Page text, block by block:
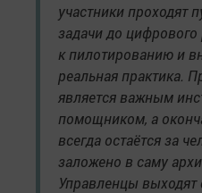
участники проходят
задачи до цифрового
к пилотированию и
реальная практика.
является важным
помощником, а
всегда остаётся за
заложено в саму
Управленцы выходят